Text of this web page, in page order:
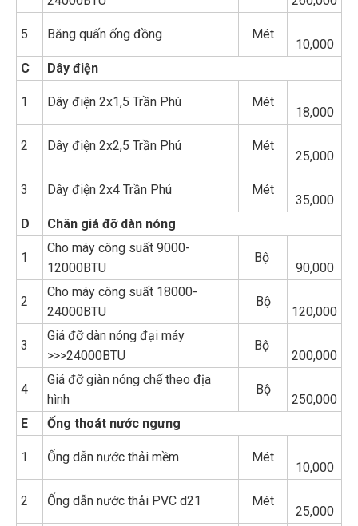
5 Băng quấn ống đồng Mét
10,000
C
Dây điện
1 Dây điện 2x1,5 Trần Phú Mét
18,000
2 Dây điện 2x2,5 Trần Phú Mét
25,000
3 Dây điện 2x4 Trần Phú Mét
35,000
D
Chân giá đỡ dàn nóng
1
Cho máy công suất 9000-
12000BTU
Bộ
90,000
2
Cho máy công suất 18000-
24000BTU
Bộ
120,000
3
Giá đỡ dàn nóng đại máy
>>>24000BTU
Bộ
200,000
4
Giá đỡ giàn nóng chế theo địa
hình
Bộ
250,000
E
Ống thoát nước ngưng
1 Ống dẫn nước thải mềm Mét
10,000
2 Ống dẫn nước thải PVC d21 Mét
25,000